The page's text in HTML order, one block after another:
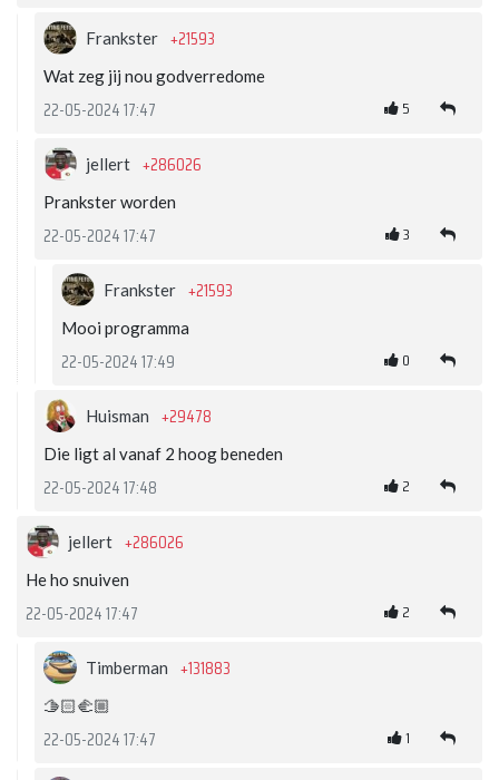
Frankster +21593
Wat zeg jij nou godverredome
22-05-2024 17:47 5
jellert +286026
Prankster worden
22-05-2024 17:47 3
Frankster +21593
Mooi programma
22-05-2024 17:49 0
Huisman +29478
Die ligt al vanaf 2 hoog beneden
22-05-2024 17:48 2
jellert +286026
He ho snuiven
22-05-2024 17:47 2
Timberman +131883
🫱🏻‍🫲🏼
22-05-2024 17:47 1